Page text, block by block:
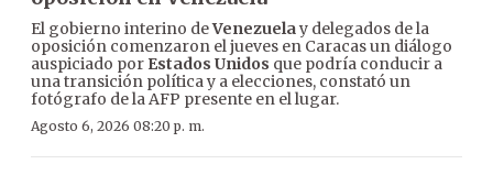
El gobierno interino deVenezuelay delegados de la
oposición comenzaron el jueves en Caracas un diálogo
auspiciado por Estados Unidos que podría conducir a
una transición política y a elecciones, constató un
fotógrafo de la AFP presente en el lugar.
Agosto 6, 2026 08:20 p. m.